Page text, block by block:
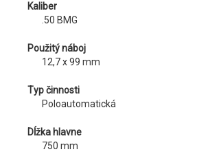
Kaliber
.50 BMG
Použitý náboj
12,7 x 99 mm
Typ činnosti
Poloautomatická
Dĺžka hlavne
750 mm